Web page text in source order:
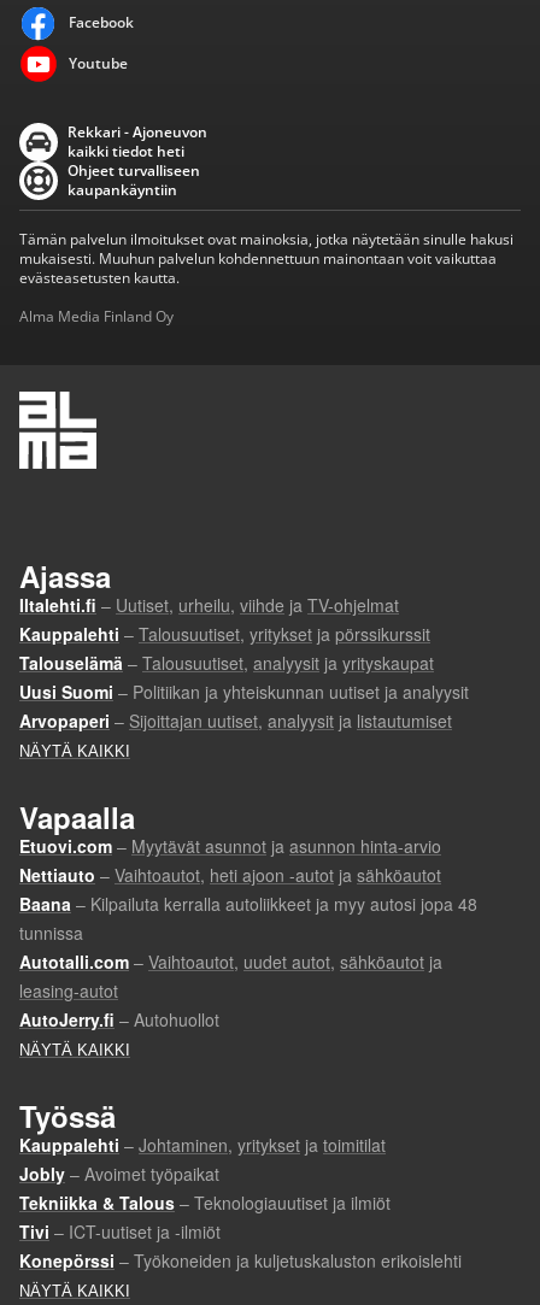
Facebook
Youtube
Rekkari - Ajoneuvon
kaikki tiedot heti
Ohjeet turvalliseen
kaupankäyntiin
Tämän palvelun ilmoitukset ovat mainoksia, jotka näytetään sinulle hakusi
mukaisesti. Muuhun palvelun kohdennettuun mainontaan voit vaikuttaa
evästeasetusten kautta.
Alma Media Finland Oy